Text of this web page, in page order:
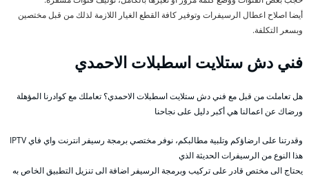
أيضا اصلاح اعطال الرسيفرات وتوفير كافة القطع الغيار اللازمة لذلك من قبل مختصين
وبسعر التكلفة.
فني دش ستلايت اسطبلات الاحمدي
هل تعاملت من قبل مع فني دش ستلايت اسطبلات الاحمدي؟ تعاملك مع كوادرنا المؤهلة
ورضاك عن اعمالنا هي أكبر دليل على نجاحنا
وقدرتنا على ارضاؤكم وتلبية مطالبكم، نوفر مختصي برمجة رسيفر انترنت واي فاي IPTV
هذا النوع من الرسيفرات الحديثة الذي
يحتاج الى مختص قادر على تركيب وبرمجة الرسيفر اضافة الى تنزيل التطبيق الخاص به